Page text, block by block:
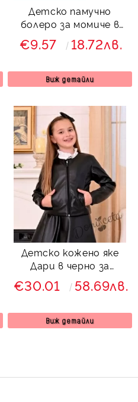
Детско памучно
болеро за момиче в
черно
€9.57 18.72лв.
Виж детайли
Детско кожено яке
Дари в черно за
момиче с цип и
джобчета
€30.01 58.69лв.
Виж детайли